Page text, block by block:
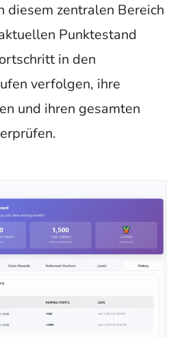
diesem zentralen Bereich
Punktestand
in den
verfolgen, ihre
und ihren gesamten